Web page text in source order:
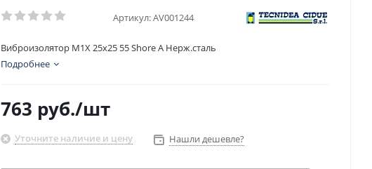
Артикул:AV001244
Виброизолятор M1X 25x25 55 Shore A Нерж.сталь
Подробнее
763 руб./шт
Уточните наличие и цену Нашли дешевле?